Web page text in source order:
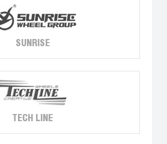
SUNRISE
TECH LINE